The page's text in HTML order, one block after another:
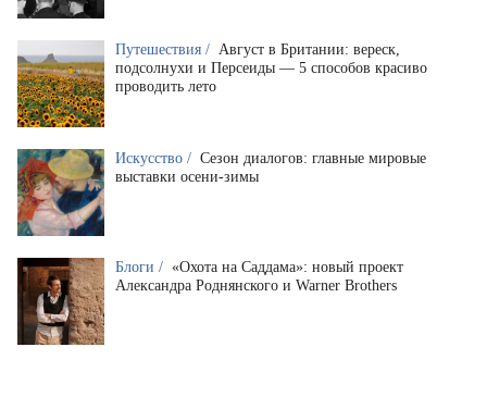
Путешествия / Август в Британии: вереск,
подсолнухи и Персеиды — 5 способов красиво
проводить лето
Искусство / Сезон диалогов: главные мировые
выставки осени-зимы
Блоги / «Охота на Саддама»: новый проект
Александра Роднянского и Warner Brothers